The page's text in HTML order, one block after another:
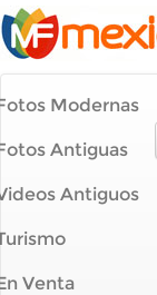
Modernas
Antiguas
Antiguos
Venta